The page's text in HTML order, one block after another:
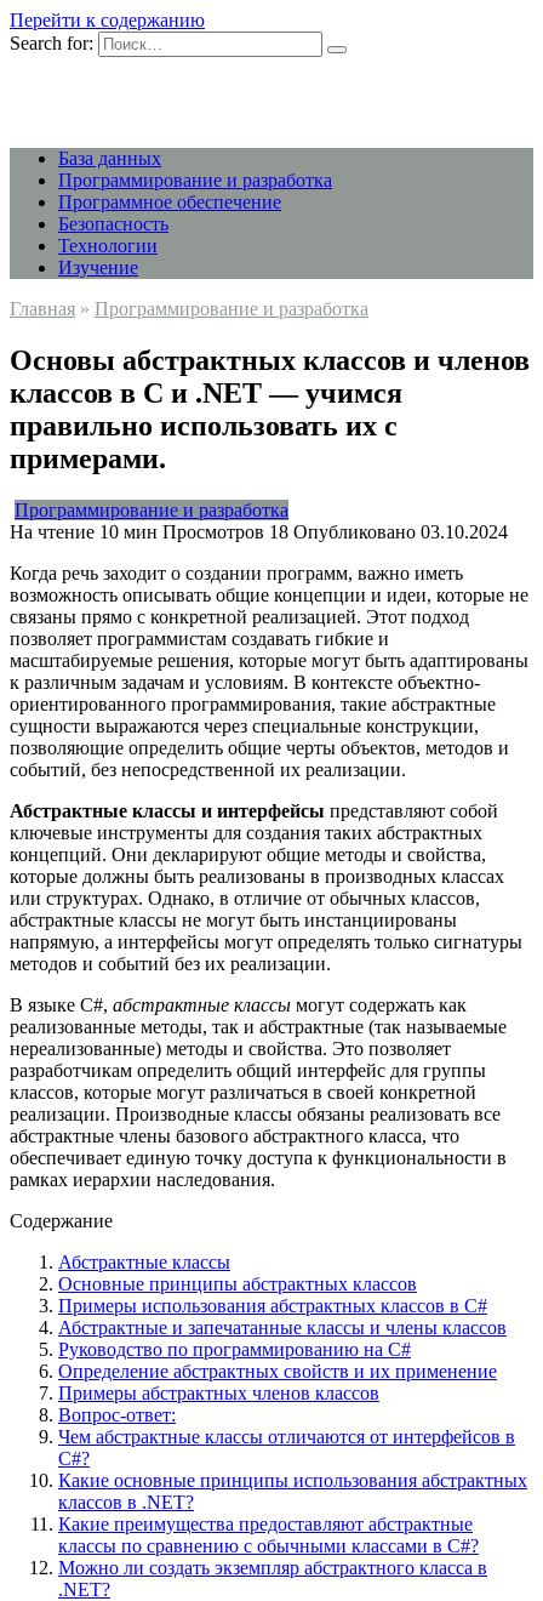
Перейти к содержанию
Search for:
База данных
Программирование и разработка
Программное обеспечение
Безопасность
Технологии
Изучение
Главная » Программирование и разработка
Основы абстрактных классов и членов
классов в C и .NET — учимся
правильно использовать их с
примерами.
Программирование и разработка
На чтение 10 мин Просмотров 18 Опубликовано 03.10.2024
Когда речь заходит о создании программ, важно иметь
возможность описывать общие концепции и идеи, которые не
связаны прямо с конкретной реализацией. Этот подход
позволяет программистам создавать гибкие и
масштабируемые решения, которые могут быть адаптированы
к различным задачам и условиям. В контексте объектно-
ориентированного программирования, такие абстрактные
сущности выражаются через специальные конструкции,
позволяющие определить общие черты объектов, методов и
событий, без непосредственной их реализации.
Абстрактные классы и интерфейсы представляют собой
ключевые инструменты для создания таких абстрактных
концепций. Они декларируют общие методы и свойства,
которые должны быть реализованы в производных классах
или структурах. Однако, в отличие от обычных классов,
абстрактные классы не могут быть инстанциированы
напрямую, а интерфейсы могут определять только сигнатуры
методов и событий без их реализации.
В языке C#, абстрактные классы могут содержать как
реализованные методы, так и абстрактные (так называемые
нереализованные) методы и свойства. Это позволяет
разработчикам определить общий интерфейс для группы
классов, которые могут различаться в своей конкретной
реализации. Производные классы обязаны реализовать все
абстрактные члены базового абстрактного класса, что
обеспечивает единую точку доступа к функциональности в
рамках иерархии наследования.
Содержание
Абстрактные классы
Основные принципы абстрактных классов
Примеры использования абстрактных классов в C#
Абстрактные и запечатанные классы и члены классов
Руководство по программированию на C#
Определение абстрактных свойств и их применение
Примеры абстрактных членов классов
Вопрос-ответ:
Чем абстрактные классы отличаются от интерфейсов в
C#?
Какие основные принципы использования абстрактных
классов в .NET?
Какие преимущества предоставляют абстрактные
классы по сравнению с обычными классами в C#?
Можно ли создать экземпляр абстрактного класса в
.NET?